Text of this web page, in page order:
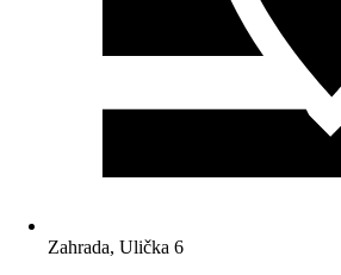
Zahrada, Ulička 6